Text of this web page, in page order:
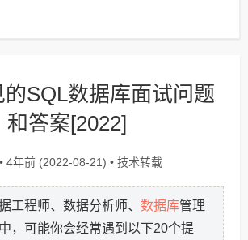
的SQL数据库面试问题
和答案[2022]
• 4年前 (2022-08-21) • 技术转载
工程师、数据分析师、 数据库管理
，可能你会经常遇到以下20个提